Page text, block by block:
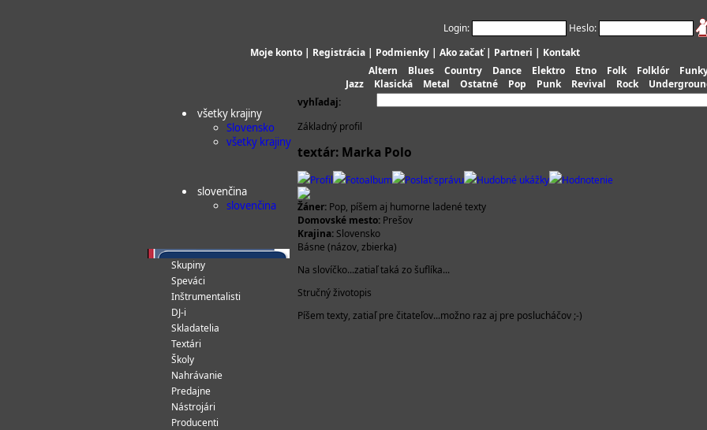
Login:
Heslo:
Moje konto | Registrácia | Podmienky | Ako začať| Partneri | Kontakt
Altern
Blues Country Dance Elektro Etno Folk Folklór
Jazz
Klasická Metal Ostatné Pop Punk Revival Rock
vyhľadaj:
všetky krajiny
Slovensko
všetky krajiny
slovenčina
slovenčina
Skupiny
Speváci
Inštrumentalisti
DJ-i
Skladatelia
Textári
Školy
Nahrávanie
Predajne
Nástrojári
Producenti
Základný profil
textár: Marka Polo
Profil Fotoalbum Poslať správu Hudobné ukážky
Hodnotenie
Žáner: Pop, píšem aj humorne ladené texty
Domovské mesto: Prešov
Krajina: Slovensko
Básne (názov, zbierka)
Na slovíčko...zatiaľ taká zo šuflíka...
Stručný životopis
Píšem texty, zatiaľ pre čitateľov...možno raz aj pre poslucháčov ;-)